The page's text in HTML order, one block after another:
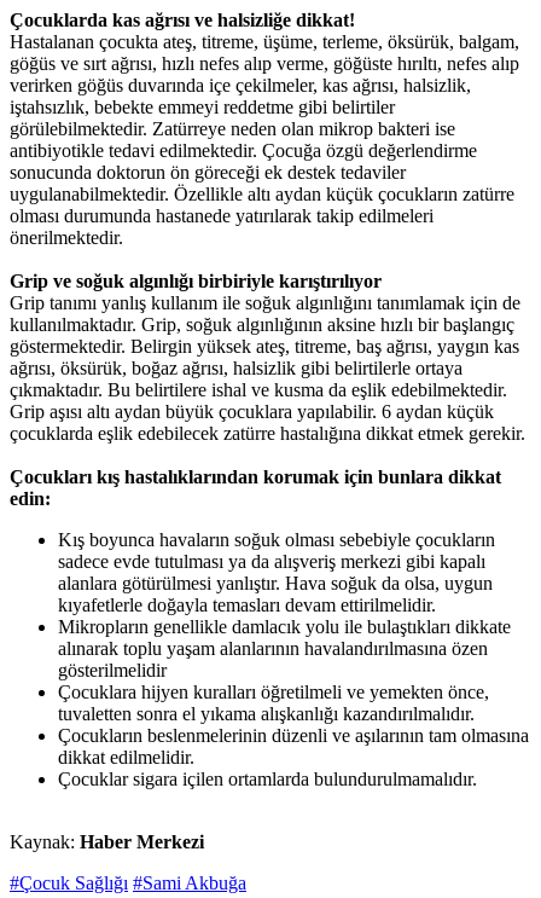
Çocuklarda kas ağrısı ve halsizliğe dikkat!
Hastalanan çocukta ateş, titreme, üşüme, terleme, öksürük, balgam,
göğüs ve sırt ağrısı, hızlı nefes alıp verme, göğüste hırıltı, nefes alıp
verirken göğüs duvarında içe çekilmeler, kas ağrısı, halsizlik,
iştahsızlık, bebekte emmeyi reddetme gibi belirtiler
görülebilmektedir. Zatürreye neden olan mikrop bakteri ise
antibiyotikle tedavi edilmektedir. Çocuğa özgü değerlendirme
sonucunda doktorun ön göreceği ek destek tedaviler
uygulanabilmektedir. Özellikle altı aydan küçük çocukların zatürre
olması durumunda hastanede yatırılarak takip edilmeleri
önerilmektedir.
Grip ve soğuk algınlığı birbiriyle karıştırılıyor
Grip tanımı yanlış kullanım ile soğuk algınlığını tanımlamak için de
kullanılmaktadır. Grip, soğuk algınlığının aksine hızlı bir başlangıç
göstermektedir. Belirgin yüksek ateş, titreme, baş ağrısı, yaygın kas
ağrısı, öksürük, boğaz ağrısı, halsizlik gibi belirtilerle ortaya
çıkmaktadır. Bu belirtilere ishal ve kusma da eşlik edebilmektedir.
Grip aşısı altı aydan büyük çocuklara yapılabilir. 6 aydan küçük
çocuklarda eşlik edebilecek zatürre hastalığına dikkat etmek gerekir.
Çocukları kış hastalıklarından korumak için bunlara dikkat
edin:
Kış boyunca havaların soğuk olması sebebiyle çocukların
sadece evde tutulması ya da alışveriş merkezi gibi kapalı
alanlara götürülmesi yanlıştır. Hava soğuk da olsa, uygun
kıyafetlerle doğayla temasları devam ettirilmelidir.
Mikropların genellikle damlacık yolu ile bulaştıkları dikkate
alınarak toplu yaşam alanlarının havalandırılmasına özen
gösterilmelidir
Çocuklara hijyen kuralları öğretilmeli ve yemekten önce,
tuvaletten sonra el yıkama alışkanlığı kazandırılmalıdır.
Çocukların beslenmelerinin düzenli ve aşılarının tam olmasına
dikkat edilmelidir.
Çocuklar sigara içilen ortamlarda bulundurulmamalıdır.
Kaynak: Haber Merkezi
#Çocuk Sağlığı #Sami Akbuğa